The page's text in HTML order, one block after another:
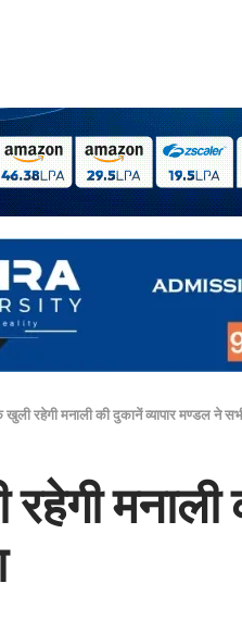
रहेगी मनाली की दुकानें व्यापार मण्डल ने
मनाली